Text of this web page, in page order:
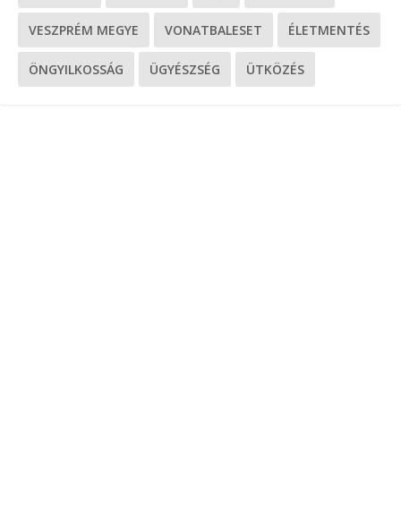
VESZPRÉM MEGYE VONATBALESET ÉLETMENTÉS
ÖNGYILKOSSÁG ÜGYÉSZSÉG ÜTKÖZÉS